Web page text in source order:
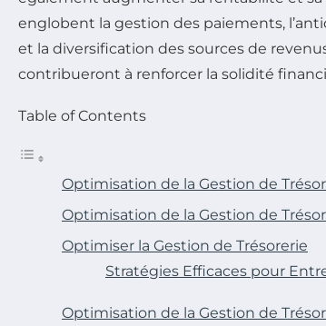
englobent la gestion des paiements,
et la diversification des sources de
contribueront à renforcer la solidité
Table of Contents
Optimisation de la Gestion de
Optimisation de la Gestion de
Optimiser la Gestion de Trésorerie
Stratégies Efficaces pour
Optimisation de la Gestion de